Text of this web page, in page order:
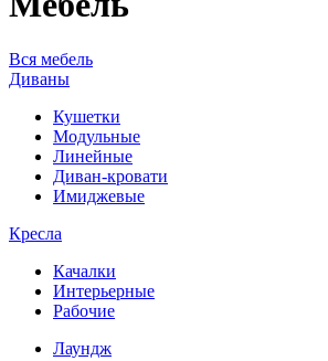
Вся мебель
Диваны
Кушетки
Модульные
Линейные
Диван-кровати
Имиджевые
Кресла
Качалки
Интерьерные
Рабочие
Лаундж